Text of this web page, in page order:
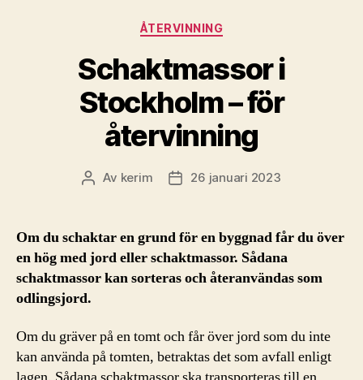
Kategorier
ÅTERVINNING
Schaktmassor i
Stockholm – för
återvinning
Inläggsförfattare
Av kerim Inläggsdatum
26 januari 2023
Om du schaktar en grund för en byggnad får du över
en hög med jord eller schaktmassor. Sådana
schaktmassor kan sorteras och återanvändas som
odlingsjord.
Om du gräver på en tomt och får över jord som du inte
kan använda på tomten, betraktas det som avfall enligt